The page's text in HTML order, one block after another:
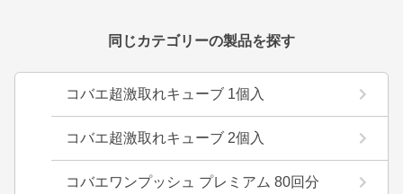
同じカテゴリーの製品を探す
コバエ超激取れキューブ 1個入
コバエ超激取れキューブ 2個入
コバエワンプッシュ プレミアム 80回分